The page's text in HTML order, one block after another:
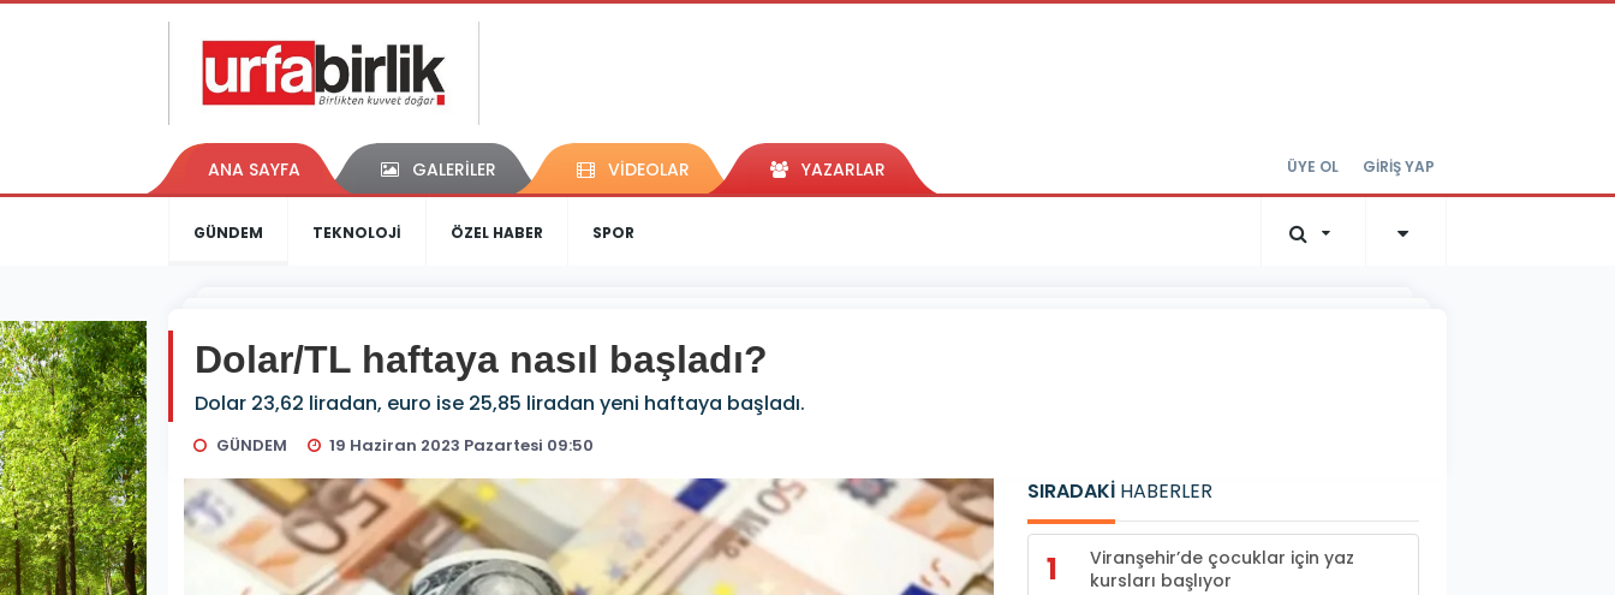
ANA SAYFA GALERİLER VİDEOLAR YAZARLAR ÜYE OL GİRİŞ YAP
GÜNDEM TEKNOLOJİ ÖZEL HABER SPOR
Dolar/TL haftaya nasıl başladı?
Dolar 23,62 liradan, euro ise 25,85 liradan yeni haftaya başladı.
GÜNDEM 19 Haziran 2023 Pazartesi 09:50
SIRADAKİ HABERLER
1
Viranşehir’de çocuklar için yaz
kursları başlıyor